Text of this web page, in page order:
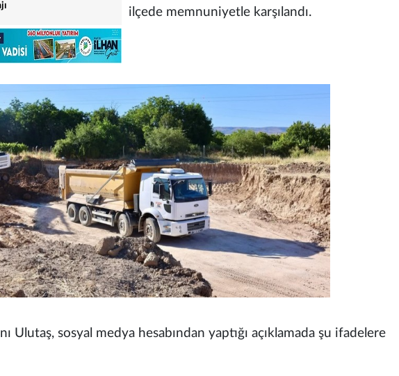
ilçede memnuniyetle karşılandı.
Ulutaş, sosyal medya hesabından yaptığı açıklamada şu ifadelere